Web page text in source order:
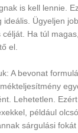
is kell lennie.
Ügyeljen
Ha túl
el.
A bevonat
Lehetetlen.
például
sárgulási fokát